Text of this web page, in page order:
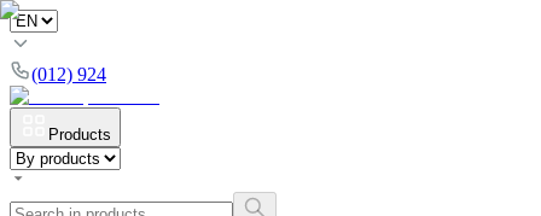
(012) 924
Products